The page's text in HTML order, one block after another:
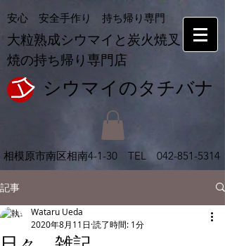
大粒熟成シウマイと炭火焼叉
焼の持ち帰り専門店
安心 安全手作り 持ち帰り専門
シウマイの​タチバナ
相模原市南区相南4-1-30 TEL 042-851-5314
記事
Wataru Ueda
2020年8月11日 読了時間: 1分